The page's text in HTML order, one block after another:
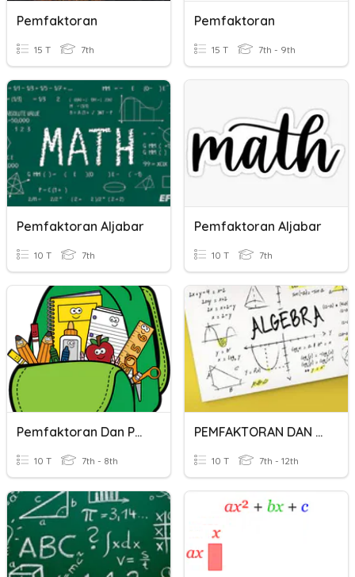
Pemfaktoran
15 T 7th
Pemfaktoran
15 T 7th - 9th
Pemfaktoran Aljabar
10 T 7th
Pemfaktoran Aljabar
10 T 7th
Pemfaktoran Dan Pecahan Algebra
10 T 7th - 8th
PEMFAKTORAN DAN PECAHAN ALGEBRA (part1)
10 T 7th - 12th